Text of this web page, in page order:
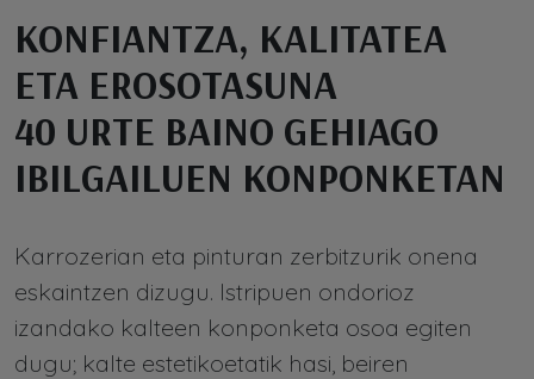
KONFIANTZA, KALITATEA
ETA EROSOTASUNA
40 URTE BAINO GEHIAGO
IBILGAILUEN KONPONKETAN
Karrozerian eta pinturan zerbitzurik onena
eskaintzen dizugu. Istripuen ondorioz
izandako kalteen konponketa osoa egiten
dugu; kalte estetikoetatik hasi, beiren